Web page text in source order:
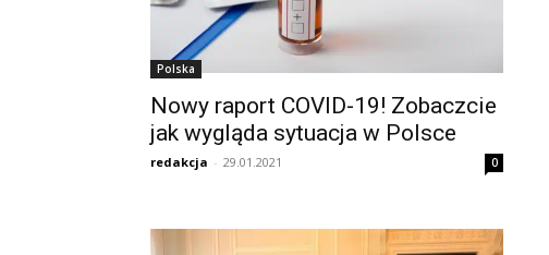
Polska
Nowy raport COVID-19! Zobaczcie
jak wygląda sytuacja w Polsce
redakcja - 29.01.2021 0